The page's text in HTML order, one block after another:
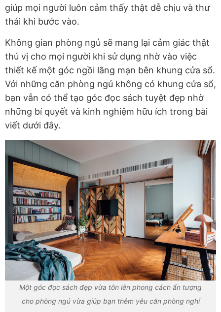
giúp mọi người luôn cảm thấy thật dễ chịu và thư
thái khi bước vào.
Không gian phòng ngủ sẽ mang lại cảm giác thật
thú vị cho mọi người khi sử dụng nhờ vào việc
thiết kế một góc ngồi lãng mạn bên khung cửa sổ.
Với những căn phòng ngủ không có khung cửa sổ,
bạn vẫn có thể tạo góc đọc sách tuyệt đẹp nhờ
những bí quyết và kinh nghiệm hữu ích trong bài
viết dưới đây.
Một góc đọc sách đẹp vừa tôn lên phong cách ấn tượng
cho phòng ngủ vừa giúp bạn thêm yêu căn phòng nghỉ